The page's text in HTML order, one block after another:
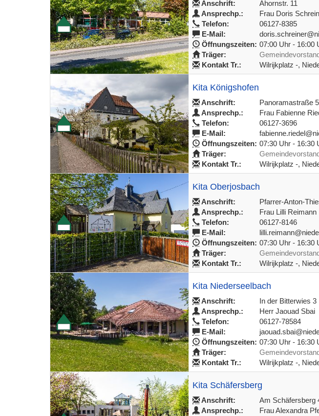
Anschrift:
Ahornstr. 11
Ansprechp.:
Frau Doris
Telefon:
06127-8385
E-Mail:
Öffnungszeiten: 07:00 Uhr - 16:00
Träger:
Kontakt Tr.:
Wilrijkplatz -,
Kita Königshofen
Anschrift:
Panoramastraße
Ansprechp.:
Frau Fabienne
Telefon:
06127-3696
E-Mail:
Öffnungszeiten: 07:30 Uhr - 16:30
Träger:
Kontakt Tr.:
Wilrijkplatz -,
Kita Oberjosbach
Anschrift:
Pfarrer-Anton-
Ansprechp.:
Frau Lilli Reimann
Telefon:
06127-8146
E-Mail:
Öffnungszeiten: 07:30 Uhr - 16:30
Träger:
Kontakt Tr.:
Wilrijkplatz -,
Kita Niederseelbach
Anschrift:
In der Bitterwies 3
Ansprechp.:
Herr Jaouad Sbai
Telefon:
06127-78584
E-Mail:
Öffnungszeiten: 07:30 Uhr - 16:30
Träger:
Kontakt Tr.:
Wilrijkplatz -,
Kita Schäfersberg
Anschrift:
Am Schäfersberg
Ansprechp.:
Frau Alexandra